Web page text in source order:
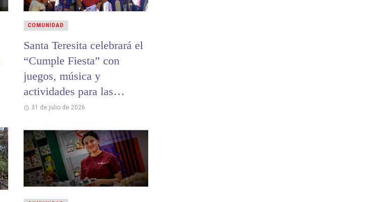
Santa Teresita celebrará el
“Cumple Fiesta” con
juegos, música y
actividades para las
infancias
31 de julio de 2026
COMUNIDAD